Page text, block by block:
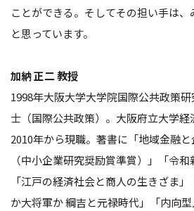
ことができる。そしてその担い手は
と思っています。
加納 正二 教授
1998年大阪大学大学院国際公共政策
士（国際公共政策）。大阪府立大学経
2010年から現職。著書に「地域金融と
（中小企業研究奨励賞準賞）」「令和
「江戸の経済社会と商人の生きざま
か大将軍か 綱吉と元禄時代」「内向